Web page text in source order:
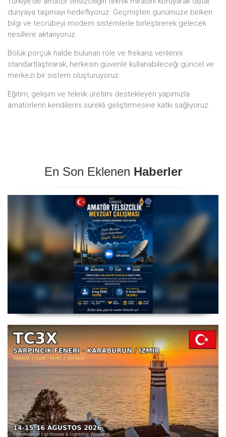
dünyaya taşımayı hedefliyoruz. Geçmişten günümüze biriken
bilgi ve tecrübeyi modern sistemlerle birleştirerek gelecek
nesillere aktarıyoruz.
Bölük pörçük halde bulunan röle ve frekans verilerini
standartlaştırarak, herkesin güvenle kullanabileceği güncel ve
merkezi bir sistem oluşturuyoruz.
Eğitim, gelişim ve teknik üretimi destekleyen yapımızla
amatörlerin kendilerini sürekli geliştirmesine katkı sağlıyoruz.
En Son Eklenen Haberler
Amatör Telsizcilik Mevzuat Çalışması